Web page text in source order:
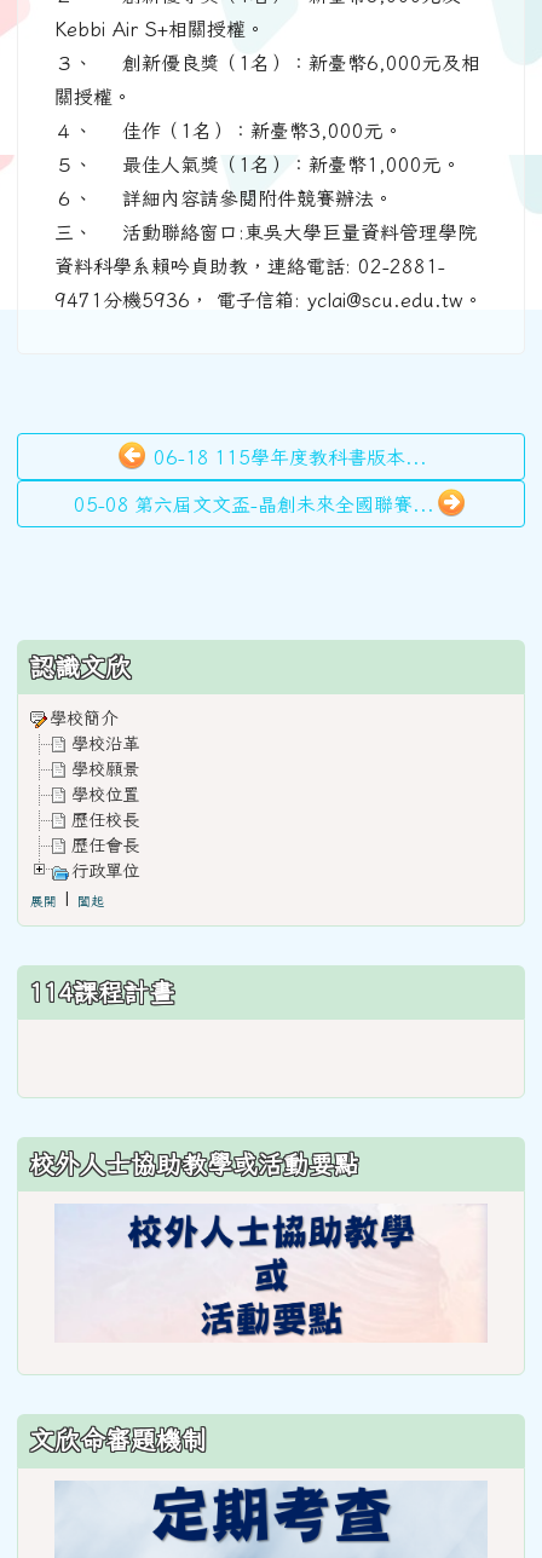
Kebbi Air S+相關授權。
３、 創新優良獎（1名）：新臺幣6,000元及相
關授權。
４、 佳作（1名）：新臺幣3,000元。
５、 最佳人氣獎（1名）：新臺幣1,000元。
６、 詳細內容請參閱附件競賽辦法。
三、 活動聯絡窗口:東吳大學巨量資料管理學院
資料科學系賴吟貞助教，連絡電話: 02-2881-
9471分機5936， 電子信箱: yclai@scu.edu.tw。
06-18 115學年度教科書版本...
05-08 第六屆文文盃-晶創未來全國聯賽...
:::
認識文欣
學校簡介
學校沿革
學校願景
學校位置
歷任校長
歷任會長
行政單位
展開 闔起
114課程計畫
ncsn=11&nsn=29
\
校外人士協助教學或活動要點
文欣命審題機制